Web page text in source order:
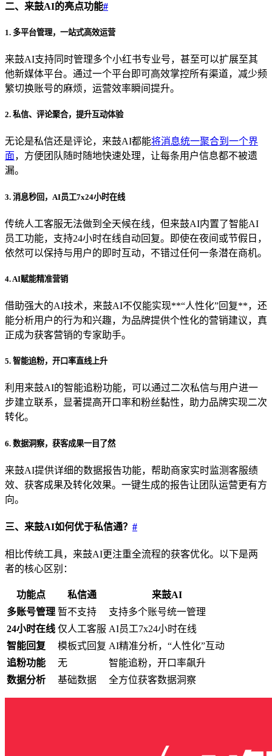
二、来鼓AI的亮点功能#
1. 多平台管理，一站式高效运营
来鼓AI支持同时管理多个小红书专业号，甚至可以扩展至其
他新媒体平台。通过一个平台即可高效掌控所有渠道，减少频
繁切换账号的麻烦，运营效率瞬间提升。
2. 私信、评论聚合，提升互动体验
无论是私信还是评论，来鼓AI都能将消息统一聚合到一个界
面，方便团队随时随地快速处理，让每条用户信息都不被遗
漏。
3. 消息秒回，AI员工7x24小时在线
传统人工客服无法做到全天候在线，但来鼓AI内置了智能AI
员工功能，支持24小时在线自动回复。即使在夜间或节假日，
依然可以保持与用户的即时互动，不错过任何一条潜在商机。
4. AI赋能精准营销
借助强大的AI技术，来鼓AI不仅能实现**“人性化”回复**，还
能分析用户的行为和兴趣，为品牌提供个性化的营销建议，真
正成为获客营销的专家助手。
5. 智能追粉，开口率直线上升
利用来鼓AI的智能追粉功能，可以通过二次私信与用户进一
步建立联系，显著提高开口率和粉丝黏性，助力品牌实现二次
转化。
6. 数据洞察，获客成果一目了然
来鼓AI提供详细的数据报告功能，帮助商家实时监测客服绩
效、获客成果及转化效果。一键生成的报告让团队运营更有方
向。
三、来鼓AI如何优于私信通？ #
相比传统工具，来鼓AI更注重全流程的获客优化。以下是两
者的核心区别：
功能点 私信通
来鼓AI
多账号管理 暂不支持
支持多个账号统一管理
24小时在线 仅人工客服 AI员工7x24小时在线
智能回复
模板式回复 AI精准分析，“人性化”互动
追粉功能
无
智能追粉，开口率飙升
数据分析
基础数据 全方位获客数据洞察